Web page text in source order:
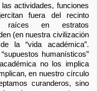
actividades, funciones
fuera del recinto
raíces en estratos
(en nuestra civilización
la “vida académica”.
humanísticos”
no los implica
en nuestro círculo
curanderos, sino